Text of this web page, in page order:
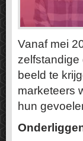
Vanaf mei
beeld te
marketeers
hun